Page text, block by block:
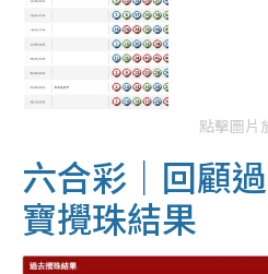
點擊圖片
六合彩｜回顧
寶攪珠結果